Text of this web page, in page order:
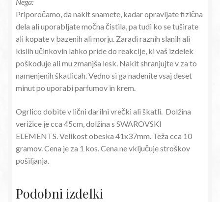
Nega:
Priporočamo, da nakit snamete, kadar opravljate fizična
dela ali uporabljate močna čistila, pa tudi ko se tuširate
ali kopate v bazenih ali morju. Zaradi raznih slanih ali
kislih učinkovin lahko pride do reakcije, ki vaš izdelek
poškoduje ali mu zmanjša lesk. Nakit shranjujte v za to
namenjenih škatlicah. Vedno si ga nadenite vsaj deset
minut po uporabi parfumov in krem.
Ogrlico dobite v lični darilni vrečki ali škatli. Dolžina
verižice je cca 45cm, dolžina s SWAROVSKI
ELEMENTS. Velikost obeska 41x37mm. Teža cca 10
gramov. Cena je za 1 kos. Cena ne vključuje stroškov
pošiljanja.
Podobni izdelki